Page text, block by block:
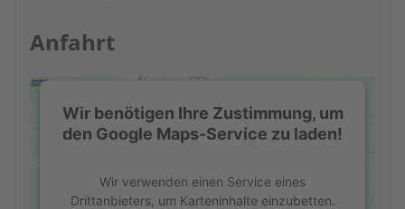
Anfahrt
Wir benötigen Ihre Zustimmung, um
den Google Maps-Service zu laden!
Wir verwenden einen Service eines
Drittanbieters, um Karteninhalte einzubetten.